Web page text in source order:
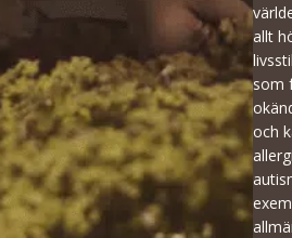
allt
som
och